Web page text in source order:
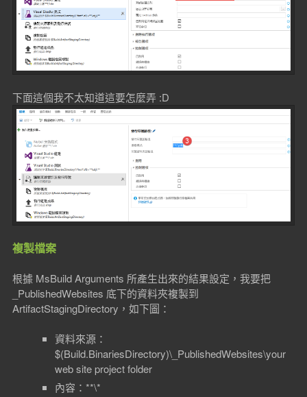
下面這個我不太知道這要怎麼弄 :D
複製檔案
根據 MsBuild Arguments 所產生出來的結果設定，我要把
_PublishedWebsites 底下的資料夾複製到
ArtifactStagingDirectory，如下圖：
資料來源：
$(Build.BinariesDirectory)\_PublishedWebsites\your
web site project folder
內容：**\*